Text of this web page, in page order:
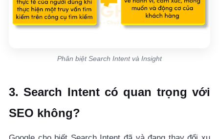
Phân biệt Search Intent và Insight
3. Search Intent có quan trọng với
SEO không?